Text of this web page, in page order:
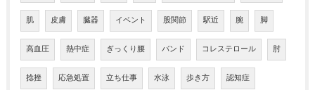
肌 皮膚 臓器 イベント 股関節 駅近 腕 脚
高血圧 熱中症 ぎっくり腰 バンド コレステロール 肘
捻挫 応急処置 立ち仕事 水泳 歩き方 認知症